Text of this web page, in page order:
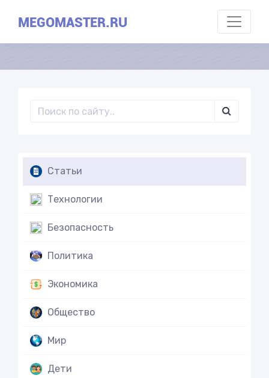
MEGOMASTER.RU
Статьи
Технологии
Безопасность
Политика
Экономика
Общество
Мир
Дети